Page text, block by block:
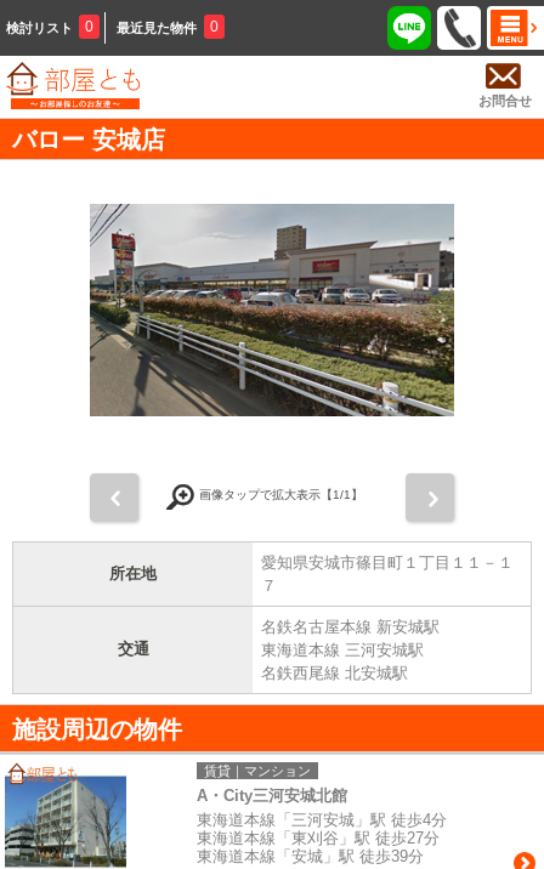
検討リスト 0 最近見た物件 0
お問合せ
バロー 安城店
画像タップで拡大表示【1/1】
所在地
愛知県安城市篠目町１丁目１１－１
７
交通
名鉄名古屋本線 新安城駅
東海道本線 三河安城駅
名鉄西尾線 北安城駅
施設周辺の物件
賃貸｜マンション
A・City三河安城北館
東海道本線「三河安城」駅 徒歩4分
東海道本線「東刈谷」駅 徒歩27分
東海道本線「安城」駅 徒歩39分